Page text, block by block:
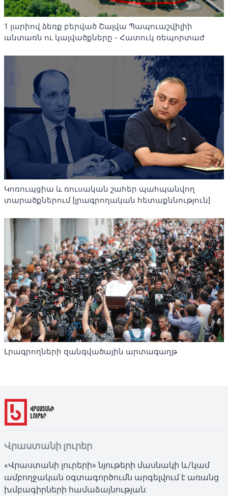
1 լարիով ձեռք բերված Շալվա Պապուաշվիլիի
անտառն ու կալվածքները - Հատուկ ռեպորտաժ
Կոռուպցիա և ռուսական շահեր պահպանվող
տարածքներում [լրագրողական հետաքննություն]
Լրագրողների զանգվածային արտագաղթ
Վրաստանի լուրեր
«Վրաստանի լուրերի» նյութերի մասնակի և/կամ
ամբողջական օգտագործումն արգելվում է առանց
խմբագիրների համաձայնության: